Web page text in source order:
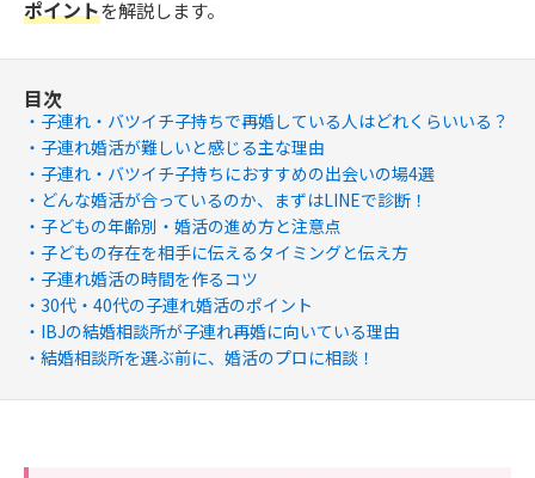
ポイントを解説します。
目次
子連れ・バツイチ子持ちで再婚している人はどれくらいいる？
子連れ婚活が難しいと感じる主な理由
子連れ・バツイチ子持ちにおすすめの出会いの場4選
どんな婚活が合っているのか、まずはLINEで診断！
子どもの年齢別・婚活の進め方と注意点
子どもの存在を相手に伝えるタイミングと伝え方
子連れ婚活の時間を作るコツ
30代・40代の子連れ婚活のポイント
IBJの結婚相談所が子連れ再婚に向いている理由
結婚相談所を選ぶ前に、婚活のプロに相談！